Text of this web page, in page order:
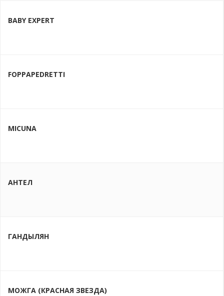
BABY EXPERT
FOPPAPEDRETTI
MICUNA
АНТЕЛ
ГАНДЫЛЯН
МОЖГА (КРАСНАЯ ЗВЕЗДА)